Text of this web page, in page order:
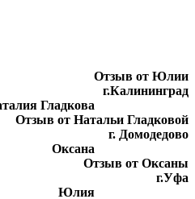
Отзыв от Юлии
г.Калининград
Отзыв от Натальи Гладковой
г. Домодедово
Отзыв от Оксаны
г.Уфа